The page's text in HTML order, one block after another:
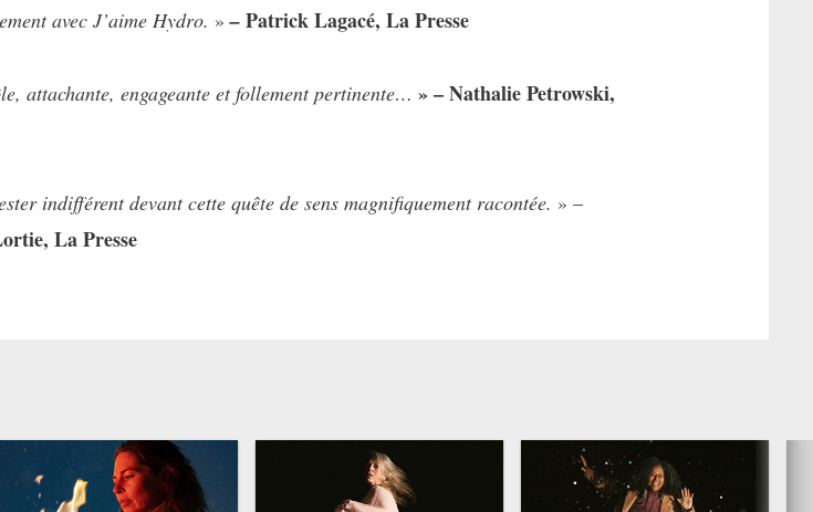
avec J’aime Hydro. »– Patrick Lagacé, La Presse
attachante, engageante et follement pertinente… » – Nathalie Petrowski,
indifférent devant cette quête de sens magnifiquement racontée. » –
La Presse